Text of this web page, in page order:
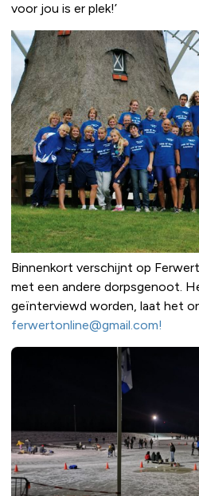
voor jou is er plek!’
Binnenkort verschijnt op
met een andere dorpsgenoot.
geïnterviewd worden, laat het
ferwertonline@gmail.com!